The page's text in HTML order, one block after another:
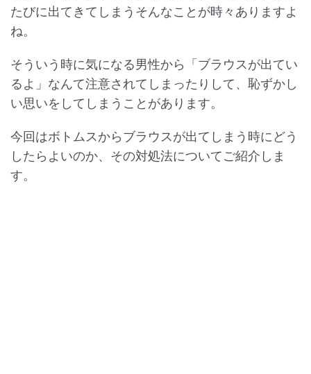
たびに出てきてしまうそんなことが時々ありますよ
ね。
そういう時に気になる男性から「ブラウスが出てい
るよ」なんて注意されてしまったりして、恥ずかし
い思いをしてしまうことがあります。
今回はボトムスからブラウスが出てしまう時にどう
したらよいのか、その対処法についてご紹介しま
す。